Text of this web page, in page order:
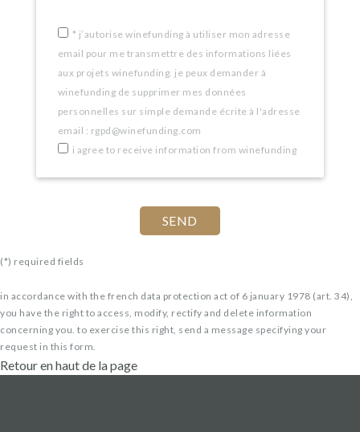
* j’autorise winefunding à utiliser mon adresse
email pour me transmettre des informations liées
aux projets winefunding. je peux demander à
winefunding de supprimer mes données
personnelles sur simple demande écrite à l'adresse
email : rgpd@winefunding.com
i agree to receive information from winefunding
(*) required fields
in accordance with the french data protection act of 6 january 1978 (art. 34),
you have the right to access, modify, rectify and delete information
concerning you. to exercise this right, send a message specifying your
request in this form.
Retour en haut de la page